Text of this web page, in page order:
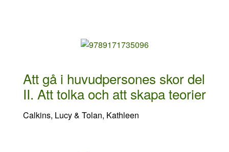
Att gå i huvudpersones skor del
II. Att tolka och att skapa teorier
Calkins, Lucy & Tolan, Kathleen